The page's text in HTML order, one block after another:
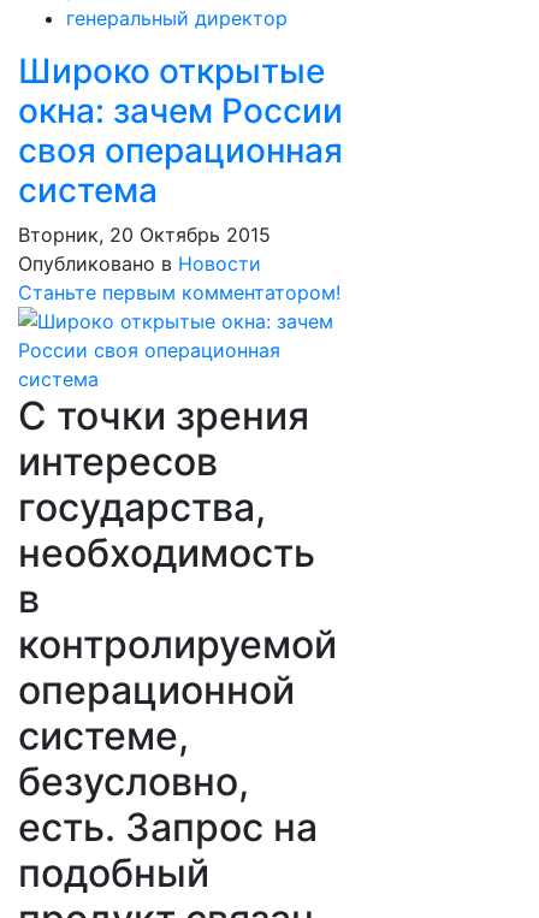
генеральный директор
Широко открытые
окна: зачем России
своя операционная
система
Вторник, 20 Октябрь 2015
Опубликовано в Новости
Станьте первым комментатором!
С точки зрения
интересов
государства,
необходимость
в
контролируемой
операционной
системе,
безусловно,
есть. Запрос на
подобный